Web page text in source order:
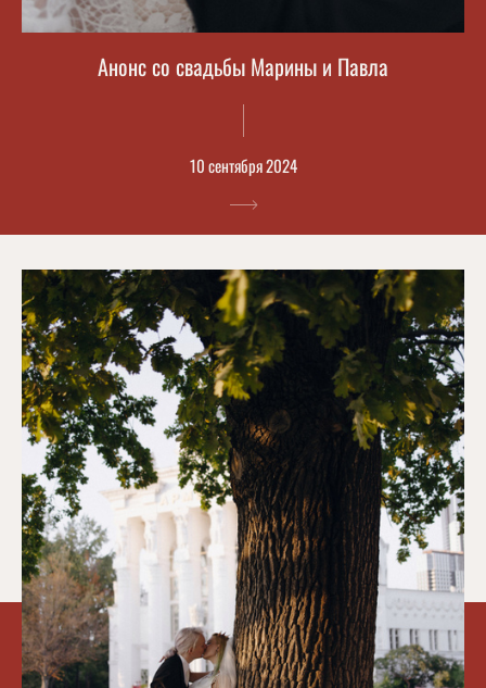
Анонс со свадьбы Марины и Павла
10 сентября 2024